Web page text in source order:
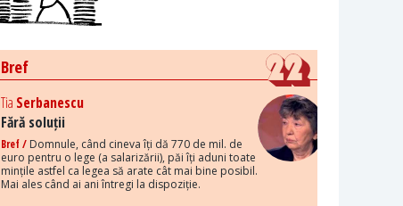
Bref
Tia Serbanescu
Fără soluții
Bref / Domnule, când cineva îți dă 770 de mil. de
euro pentru o lege (a salarizării), păi îți aduni toate
mințile astfel ca legea să arate cât mai bine posibil.
Mai ales când ai ani întregi la dispoziție.